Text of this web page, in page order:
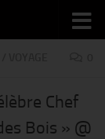
Chef
Bois » @